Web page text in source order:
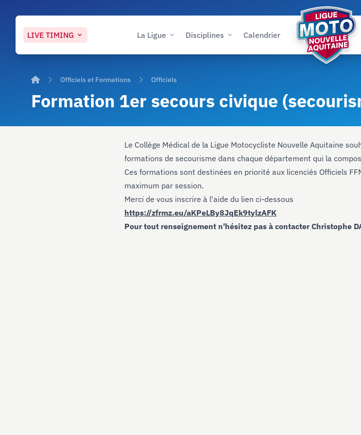
LIVE TIMING La Ligue Disciplines Calendrier
Ligue Moto
AccueilOfficiels et Formations Officiels
Formation 1er secours civique
Le Collège Médical de la Ligue Motocycliste Nouvelle Aquitaine
formations de secourisme dans chaque département qui la
Ces formations sont destinées en priorité aux licenciés Officiels
maximum par session.
Merci de vous inscrire à l'aide du lien ci-dessous
https://zfrmz.eu/aKPeLBy8JqEk9tylzAFK
Pour tout renseignement n'hésitez pas à contacter Christophe